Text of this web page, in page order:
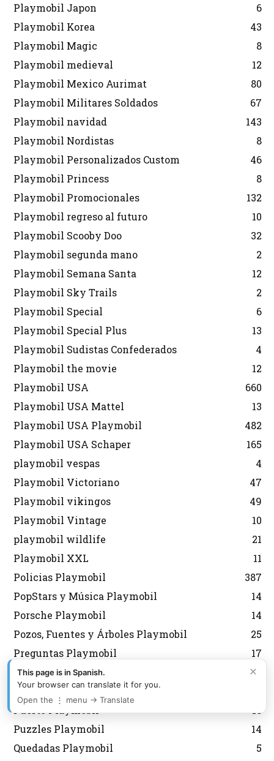
Playmobil Japon
6
Playmobil Korea
43
Playmobil Magic
8
Playmobil medieval
12
Playmobil Mexico Aurimat
80
Playmobil Militares Soldados
67
Playmobil navidad
143
Playmobil Nordistas
8
Playmobil Personalizados Custom
46
Playmobil Princess
8
Playmobil Promocionales
132
Playmobil regreso al futuro
10
Playmobil Scooby Doo
32
Playmobil segunda mano
2
Playmobil Semana Santa
12
Playmobil Sky Trails
2
Playmobil Special
6
Playmobil Special Plus
13
Playmobil Sudistas Confederados
4
Playmobil the movie
12
Playmobil USA
660
Playmobil USA Mattel
13
Playmobil USA Playmobil
482
Playmobil USA Schaper
165
playmobil vespas
4
Playmobil Victoriano
47
Playmobil vikingos
49
Playmobil Vintage
10
playmobil wildlife
21
Playmobil XXL
11
Policias Playmobil
387
PopStars y Música Playmobil
14
Porsche Playmobil
14
Pozos, Fuentes y Árboles Playmobil
25
Preguntas Playmobil
17
Prehistoria Playmobil
10
Princesas Playmobil
Puerto Playmobil
18
Puzzles Playmobil
14
Quedadas Playmobil
5
×
This page is in Spanish.
Your browser can translate it for you.
Open the ⋮ menu → Translate